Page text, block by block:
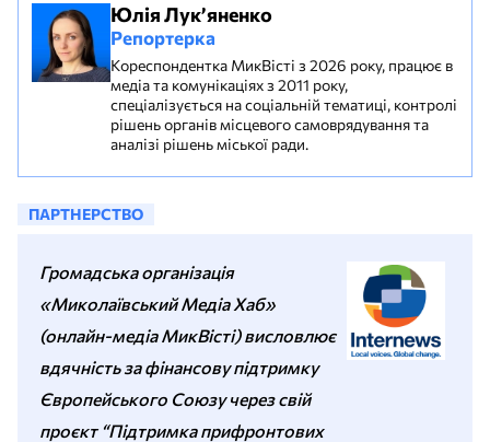
Юлія Лук’яненко
Репортерка
Кореспондентка МикВісті з 2026 року, працює в
медіа та комунікаціях з 2011 року,
спеціалізується на соціальній тематиці, контролі
рішень органів місцевого самоврядування та
аналізі рішень міської ради.
ПАРТНЕРСТВО
Громадська організація
«Миколаївський Медіа Хаб»
(онлайн-медіа МикВісті) висловлює
вдячність за фінансову підтримку
Європейського Союзу через свій
проєкт “Підтримка прифронтових